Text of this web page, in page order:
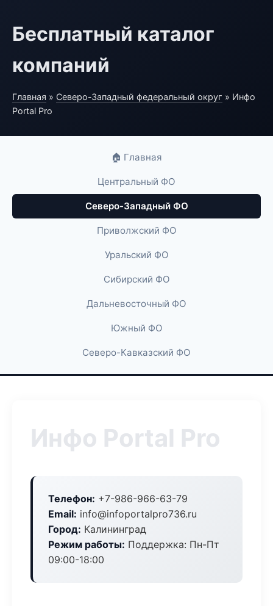
Бесплатный каталог
компаний
Главная » Северо-Западный федеральный округ » Инфо
Portal Pro
🏠 Главная
Центральный ФО
Северо-Западный ФО
Приволжский ФО
Уральский ФО
Сибирский ФО
Дальневосточный ФО
Южный ФО
Северо-Кавказский ФО
Инфо Portal Pro
Телефон: +7-986-966-63-79
Email: info@infoportalpro736.ru
Город: Калининград
Режим работы: Поддержка: Пн-Пт
09:00-18:00